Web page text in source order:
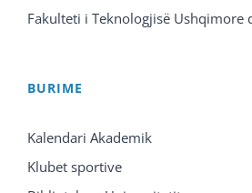
Fakulteti i Teknologjisë Ushqimore
BURIME
Kalendari Akademik
Klubet sportive